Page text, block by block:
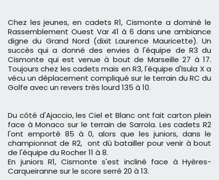
Chez les jeunes, en cadets R1, Cismonte a dominé le
Rassemblement Ouest Var 41 à 6 dans une ambiance
digne du Grand Nord (dixit Laurence Mauricette). Un
succès qui a donné des envies à l'équipe de R3 du
Cismonte qui est venue à bout de Marseille 27 à 17.
Toujours chez les cadets mais en R3, l'équipe d'Isula X a
vécu un déplacement compliqué sur le terrain du RC du
Golfe avec un revers très lourd 135 à 10.
Du côté d'Ajaccio, les Ciel et Blanc ont fait carton plein
face à Monaco sur le terrain de Sarrola. Les cadets R2
l'ont emporté 85 à 0, alors que les juniors, dans le
championnat de R2, ont dû batailler pour venir à bout
de l'équipe du Rocher 11 à 8.
En juniors R1, Cismonte s'est incliné face à Hyères-
Carqueiranne sur le score serré 20 à 13.